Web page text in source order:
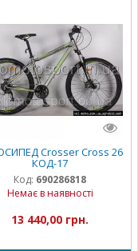
Crosser Cross 26
КОД-17
Код: 690286818
Немає в наявності
13 440,00 грн.